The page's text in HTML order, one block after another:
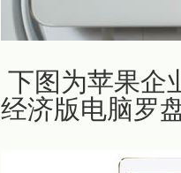
下图为苹果企
经济版电脑罗